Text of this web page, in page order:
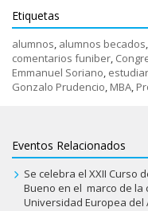
Etiquetas
alumnos, alumnos becados,
comentarios funiber,
Emmanuel Soriano,
Gonzalo Prudencio, MBA,
Eventos Relacionados
Se celebra el XXII Curso
Bueno en el marco de la
Universidad Europea del